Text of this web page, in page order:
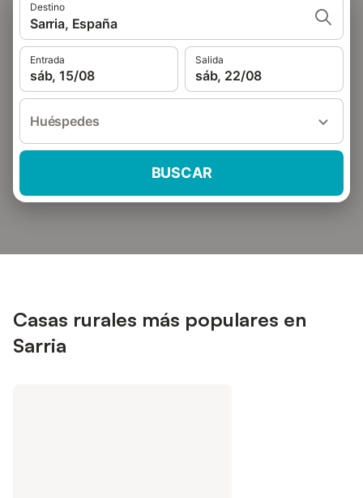
Destino
Sarria, España
Entrada
sáb, 15/08
Salida
sáb, 22/08
Huéspedes
BUSCAR
Casas rurales más populares en
Sarria